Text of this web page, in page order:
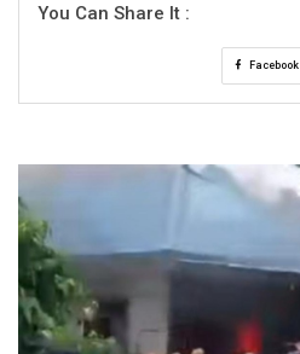
You Can Share It :
Facebook